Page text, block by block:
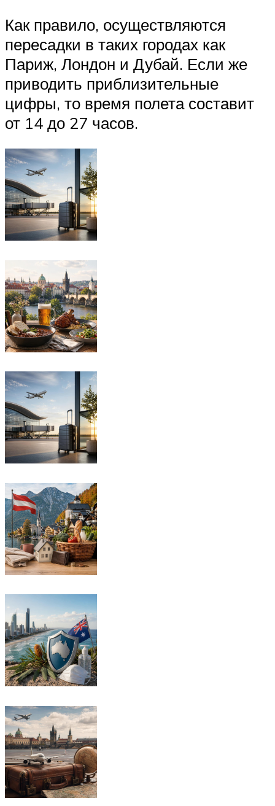
Как правило, осуществляются
пересадки в таких городах как
Париж, Лондон и Дубай. Если же
приводить приблизительные
цифры, то время полета составит
от 14 до 27 часов.